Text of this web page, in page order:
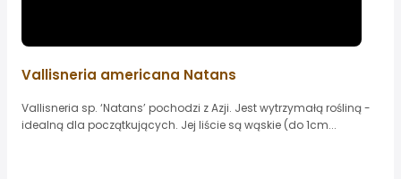
Vallisneria americana Natans
Vallisneria sp. ‘Natans’ pochodzi z Azji. Jest wytrzymałą rośliną -
idealną dla początkujących. Jej liście są wąskie (do 1cm...